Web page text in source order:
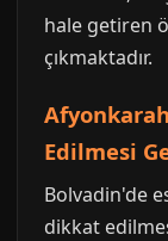
hale getiren
çıkmaktadır.
Edilmesi
Bolvadin'de
dikkat